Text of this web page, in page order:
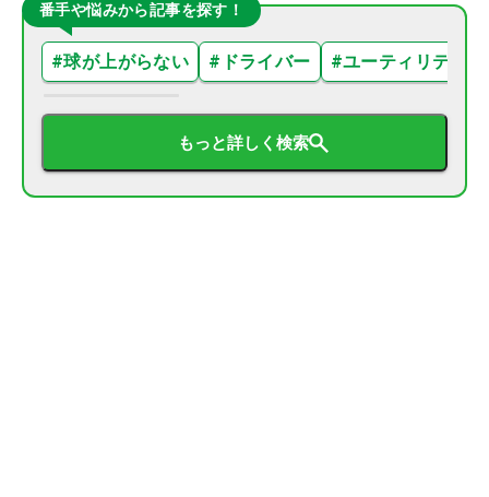
番手や悩みから記事を探す！
#球が上がらない # ドライバー #ユーティリティ
もっと詳しく検索